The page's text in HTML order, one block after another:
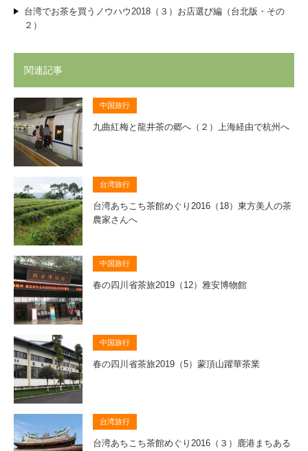
台湾でお茶を買うノウハウ2018（３）お店選び編（台北版・その
２）
関連記事
中国旅行
九曲紅梅と龍井茶の郷へ（２）上海経由で杭州へ
台湾旅行
台湾あちこち茶館めぐり2016（18）東方美人の茶
農家さんへ
中国旅行
春の四川省茶旅2019（12）雅安博物館
中国旅行
春の四川省茶旅2019（5）蒙頂山躍華茶業
台湾旅行
台湾あちこち茶館めぐり2016（３）鹿港まちある